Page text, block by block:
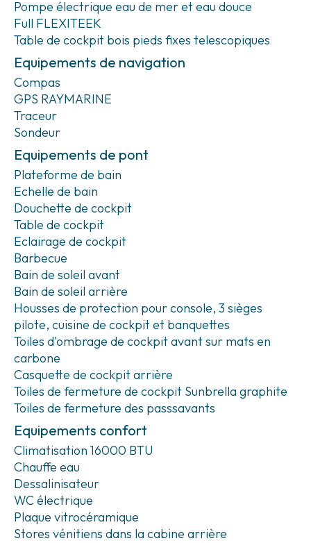
Pompe électrique eau de mer et eau douce
Full FLEXITEEK
Table de cockpit bois pieds fixes telescopiques
Equipements de navigation
Compas
GPS RAYMARINE
Traceur
Sondeur
Equipements de pont
Plateforme de bain
Echelle de bain
Douchette de cockpit
Table de cockpit
Eclairage de cockpit
Barbecue
Bain de soleil avant
Bain de soleil arrière
Housses de protection pour console, 3 sièges
pilote, cuisine de cockpit et banquettes
Toiles d'ombrage de cockpit avant sur mats en
carbone
Casquette de cockpit arrière
Toiles de fermeture de cockpit Sunbrella graphite
Toiles de fermeture des passsavants
Equipements confort
Climatisation 16000 BTU
Chauffe eau
Dessalinisateur
WC électrique
Plaque vitrocéramique
Stores vénitiens dans la cabine arrière